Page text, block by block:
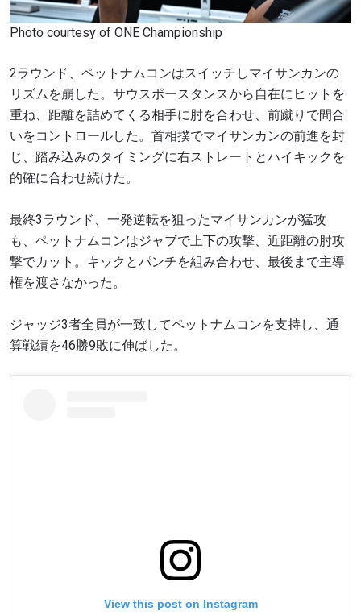
Photo courtesy of ONE Championship
2ラウンド、ペットナムコンはスイッチしマイサンカンの
リズムを崩した。サウスポースタンスから自在にヒットを
重ね、距離を詰めてくる相手に肘を合わせ、前蹴りで間合
いをコントロールした。首相撲でマイサンカンの前進を封
じ、踏み込みのタイミングに右ストレートとハイキックを
的確に合わせ続けた。
最終3ラウンド、一発逆転を狙ったマイサンカンが猛攻
も、ペットナムコンはジャブで上下の攻撃、近距離の肘攻
撃でカット。キックとパンチを組み合わせ、最後まで主導
権を渡さなかった。
ジャッジ3者全員が一致してペットナムコンを支持し、通
算戦績を46勝9敗に伸ばした。
View this post on Instagram